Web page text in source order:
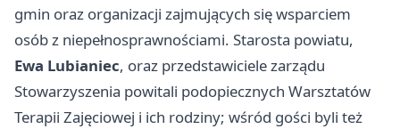
gmin oraz organizacji zajmujących się wsparciem
osób z niepełnosprawnościami. Starosta powiatu,
Ewa Lubianiec, oraz przedstawiciele zarządu
Stowarzyszenia powitali podopiecznych Warsztatów
Terapii Zajęciowej i ich rodziny; wśród gości byli też